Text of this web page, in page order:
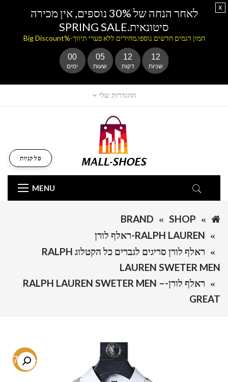
ההגדרות שלי
MENU
סל קניות
SHOP
BRAND
RALPH LAUREN-ראלף לורן
ראלף לורן סריגים לגברים כל הקטלוג RALPH
LAUREN SWETER MEN
ראלף לורן-RALPH LAUREN SWETER MEN –
GREAT
-67.3%
לאחר הנחה של 30% נוספים, אין מכירה
סיטונאית.SPRING SALE
המון דגמים חדשים נוספו.מחירים ללא פערי תיווך-%Big Discount
00
ימים
05
שעות
12
דקות
12
שניות
x